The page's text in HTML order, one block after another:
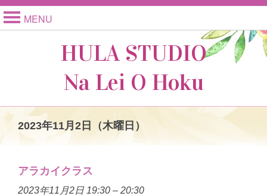
MENU
HULA STUDIO
Na Lei O Hoku
2023年11月2日（木曜日）
アラカイクラス
2023年11月2日 19:30 – 20:30